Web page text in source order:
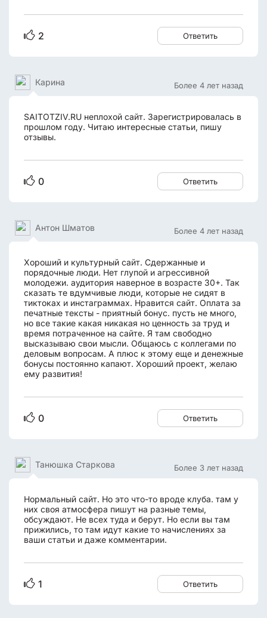
2 Ответить
Более 4 лет назад
Карина
SAITOTZIV.RU неплохой сайт. Зарегистрировалась в
прошлом году. Читаю интересные статьи, пишу
отзывы.
0 Ответить
Более 4 лет назад
Антон Шматов
Хороший и культурный сайт. Сдержанные и
порядочные люди. Нет глупой и агрессивной
молодежи. аудитория наверное в возрасте 30+. Так
сказать те вдумчивые люди, которые не сидят в
тиктоках и инстаграммах. Нравится сайт. Оплата за
печатные тексты - приятный бонус. пусть не много,
но все такие какая никакая но ценность за труд и
время потраченное на сайте. Я там свободно
высказываю свои мысли. Общаюсь с коллегами по
деловым вопросам. А плюс к этому еще и денежные
бонусы постоянно капают. Хороший проект, желаю
ему развития!
0 Ответить
Более 3 лет назад
Танюшка Старкова
Нормальный сайт. Но это что-то вроде клуба. там у
них своя атмосфера пишут на разные темы,
обсуждают. Не всех туда и берут. Но если вы там
прижились, то там идут какие то начислениях за
ваши статьи и даже комментарии.
1 Ответить